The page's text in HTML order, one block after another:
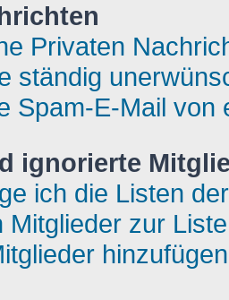
Privaten
ständig
Spam-E-Mail
ignorierte
ich die Listen
Mitglieder zur